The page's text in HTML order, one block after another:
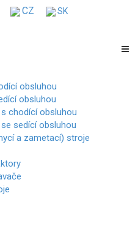
CZ SK
obsluhou
obsluhou
chodící obsluhou
sedící obsluhou
a zametací) stroje